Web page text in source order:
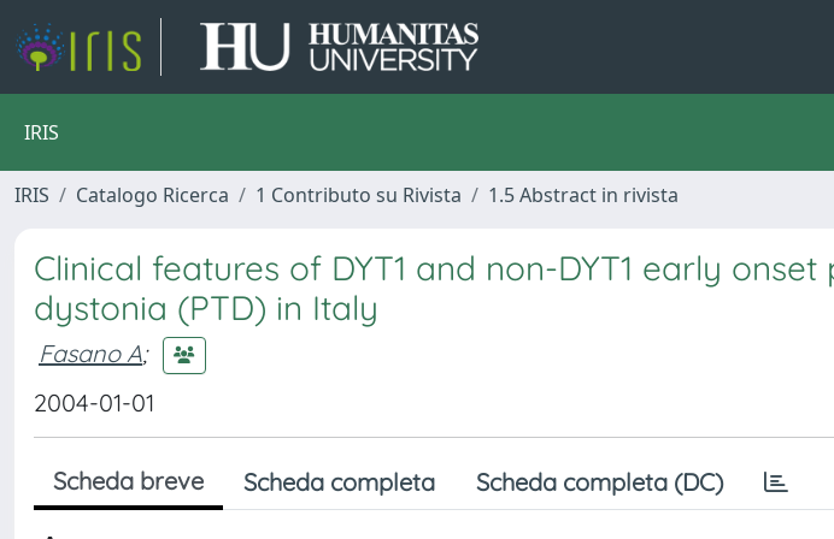
IRIS
IRIS Catalogo Ricerca 1 Contributo su Rivista 1.5 Abstract in rivista
Clinical features of DYT1 and non-DYT1 early
dystonia (PTD) in Italy
Fasano A;
2004-01-01
Scheda breve Scheda completa Scheda completa (DC)